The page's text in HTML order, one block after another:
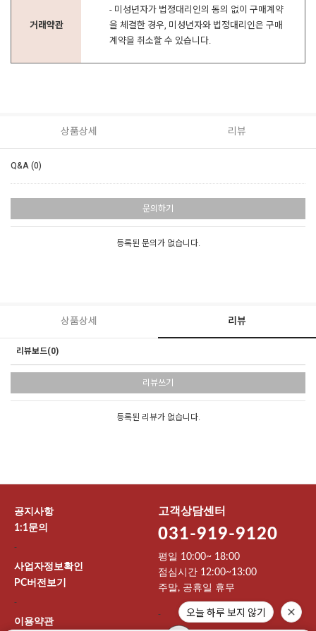
거래약관
- 미성년자가 법정대리인의 동의 없이 구매계약
을 체결한 경우, 미성년자와 법정대리인은 구매
계약을 취소할 수 있습니다.
상품상세 리뷰
Q&A (0)
문의하기
등록된 문의가 없습니다.
상품상세 리뷰
리뷰보드(0)
리뷰쓰기
등록된 리뷰가 없습니다.
공지사항
1:1문의
-
사업자정보확인
PC버전보기
-
이용약관
고객상담센터
031-919-9120
평일 10:00~ 18:00
점심시간 12:00~13:00
주말, 공휴일 휴무
- 오늘 하루 보지 않기